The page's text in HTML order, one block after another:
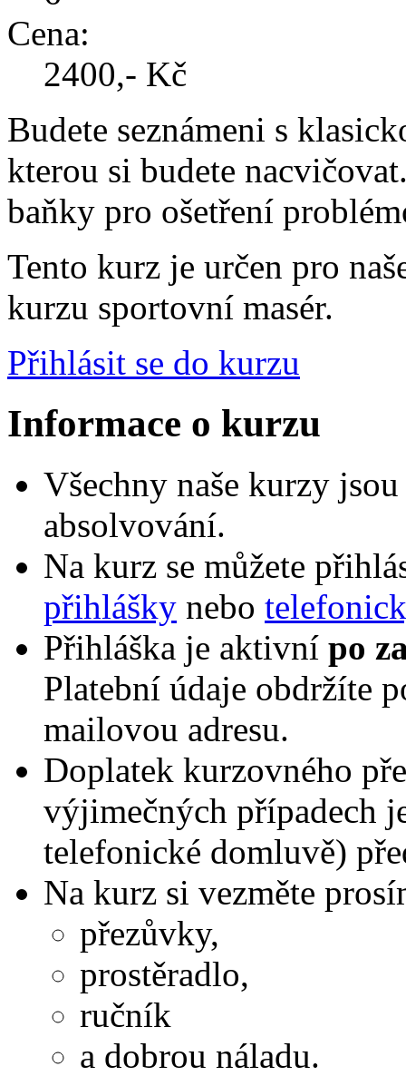
Cena:
2400,- Kč
Budete seznámeni s
kterou si budete
baňky pro ošetření
Tento kurz je určen pro
kurzu sportovní masér.
Přihlásit se do kurzu
Informace o kurzu
Všechny naše kurzy
absolvování.
Na kurz se můžete
přihlášky nebo
Přihláška je aktivní po
Platební údaje obdržíte
mailovou adresu.
Doplatek kurzovného
výjimečných případech
telefonické domluvě)
Na kurz si vezměte
přezůvky,
prostěradlo,
ručník
a dobrou náladu.